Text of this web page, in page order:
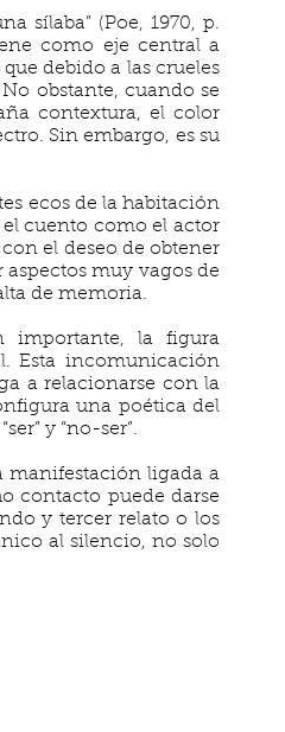
sílaba” (Poe, 1970, p.
como eje central a
debido a las crueles
obstante, cuando se
contextura, el color
Sin embargo, es su
ecos de la habitación
el cuento como el actor
el deseo de obtener
muy vagos de
de memoria.
importante, la figura
Esta incomunicación
a relacionarse con la
una poética del
y “no-ser”.
manifestación ligada a
contacto puede darse
y tercer relato o los
al silencio, no solo